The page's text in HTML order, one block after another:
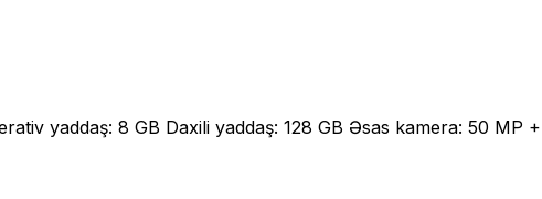
yaddaş: 8 GB Daxili yaddaş: 128 GB Əsas kamera: 50 MP